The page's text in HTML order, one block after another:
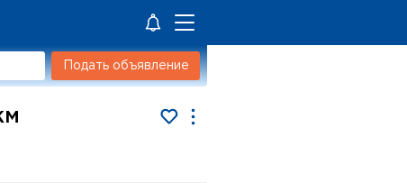
Подать объявление